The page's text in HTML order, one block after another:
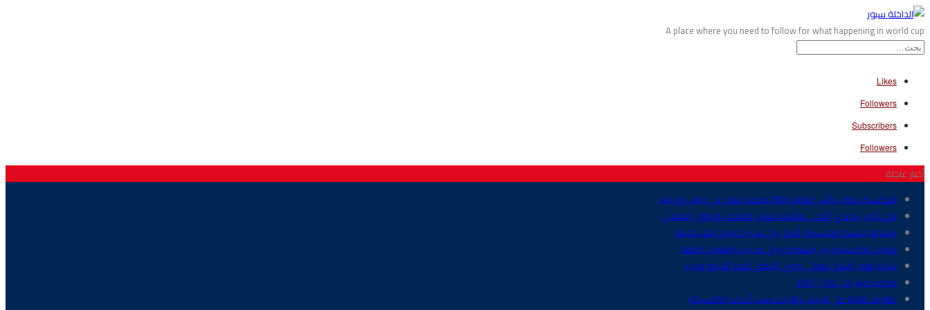
A place where you need to follow for what happening in world cup
Likes
Followers
Subscribers
Followers
أخبار عاجلة
المكسيك تدشن كأس العالم 2026 بانتصار مهم على جنوب إفريقيا
بلاغ..أيوب بوعدي أضحى مؤهلا لتمثيل المنتخب الوطني المغربي
برشلونة يحسم الكلاسيكو أمام ريال مدريد ويتوج بلقب الليغا.
توقيت الكلاسيكو بين برشلونة وريال مدريد والقنوات الناقلة
ساكا يقود أرسنال لنهائي دوري الأبطال أمام أتلتيكو مدريد
مواعيد مباريات “كان” 2027
عقوبات ثقيلة على الجيش والرجاء بسبب أحداث الكلاسيكو